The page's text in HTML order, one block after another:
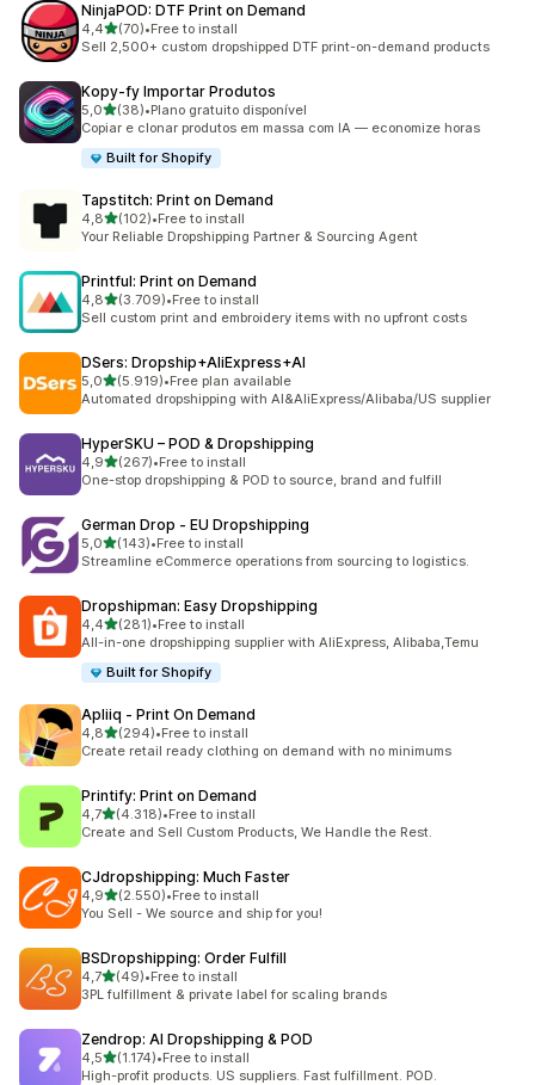
NinjaPOD: DTF Print on Demand
4,4de 5 estrelas
(70)
70 total de avaliações
•Free to install
Sell 2,500+ custom dropshipped DTF print-on-demand products
Kopy‑fy Importar Produtos
5,0de 5 estrelas
(38)
38 total de avaliações
•Plano gratuito disponível
Copiar e clonar produtos em massa com IA — economize horas
Built for Shopify
Tapstitch: Print on Demand
4,8de 5 estrelas
(102)
102 total de avaliações
•Free to install
Your Reliable Dropshipping Partner & Sourcing Agent
Printful: Print on Demand
4,8de 5 estrelas
(3.709)
3709 total de avaliações
•Free to install
Sell custom print and embroidery items with no upfront costs
DSers: Dropship+AliExpress+AI
5,0de 5 estrelas
(5.919)
5919 total de avaliações
•Free plan available
Automated dropshipping with AI&AliExpress/Alibaba/US supplier
HyperSKU – POD & Dropshipping
4,9de 5 estrelas
(267)
267 total de avaliações
•Free to install
One-stop dropshipping & POD to source, brand and fulfill
German Drop ‑ EU Dropshipping
5,0de 5 estrelas
(143)
143 total de avaliações
•Free to install
Streamline eCommerce operations from sourcing to logistics.
Dropshipman: Easy Dropshipping
4,4de 5 estrelas
(281)
281 total de avaliações
•Free to install
All-in-one dropshipping supplier with AliExpress, Alibaba,Temu
Built for Shopify
Apliiq ‑ Print On Demand
4,8de 5 estrelas
(294)
294 total de avaliações
•Free to install
Create retail ready clothing on demand with no minimums
Printify: Print on Demand
4,7de 5 estrelas
(4.318)
4318 total de avaliações
•Free to install
Create and Sell Custom Products, We Handle the Rest.
CJdropshipping: Much Faster
4,9de 5 estrelas
(2.550)
2550 total de avaliações
•Free to install
You Sell - We source and ship for you!
BSDropshipping: Order Fulfill
4,7de 5 estrelas
(49)
49 total de avaliações
•Free to install
3PL fulfillment & private label for scaling brands
Zendrop: AI Dropshipping & POD
4,5de 5 estrelas
(1.174)
1174 total de avaliações
•Free to install
High-profit products. US suppliers. Fast fulfillment. POD.